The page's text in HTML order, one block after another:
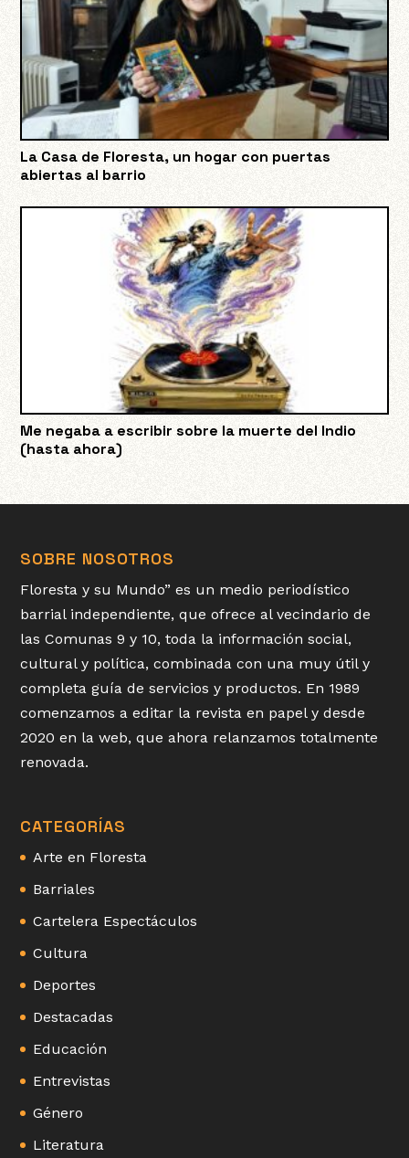
La Casa de Floresta, un hogar con puertas
abiertas al barrio
Me negaba a escribir sobre la muerte del Indio
(hasta ahora)
SOBRE NOSOTROS
Floresta y su Mundo” es un medio periodístico
barrial independiente, que ofrece al vecindario de
las Comunas 9 y 10, toda la información social,
cultural y política, combinada con una muy útil y
completa guía de servicios y productos. En 1989
comenzamos a editar la revista en papel y desde
2020 en la web, que ahora relanzamos totalmente
renovada.
CATEGORÍAS
Arte en Floresta
Barriales
Cartelera Espectáculos
Cultura
Deportes
Destacadas
Educación
Entrevistas
Género
Literatura